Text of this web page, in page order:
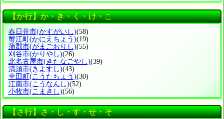
【か行】か・き・く・け・こ
春日井市(かすがいし)(58)
蟹江町 (かにえちょう)(19)
蒲郡市(がまごおりし)(55)
刈谷市(かりやし)(26)
北名古屋市(きたなごやし)(39)
清須市(きよすし)(43)
幸田町 (こうたちょう)(30)
江南市(こうなんし)(52)
小牧市(こまきし)(56)
【さ行】さ・し・す・せ・そ